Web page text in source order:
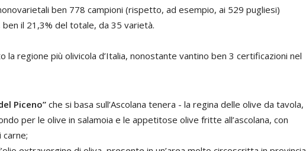
ben 778 campioni (rispetto, ad esempio, ai 529 pugliesi)
il 21,3% del totale, da 35 varietà.
la regione più olivicola d’Italia, nonostante vantino ben 3 certificazioni nel
Piceno” che si basa sull’Ascolana tenera - la regina delle olive da tavola,
per le olive in salamoia e le appetitose olive fritte all’ascolana, con